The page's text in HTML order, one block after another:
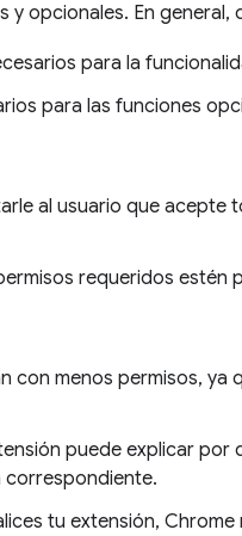
opcionales. En general,
para la
para las funciones
al usuario que acepte
requeridos estén
con menos permisos, ya
puede explicar por
correspondiente.
tu extensión, Chrome